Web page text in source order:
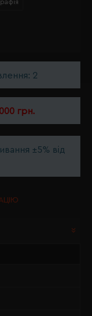
2
грн.
±5% від